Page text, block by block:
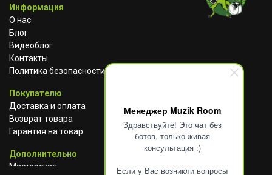
Менеджер Muzik Room
Здравствуйте! Это чат без
ботов, только живая
консультация :)
Если у Вас возникли вопросы
Информация
О нас
Блог
Видеоблог
Контакты
Политика безопасности
Покупателю
Доставка и оплата
Возврат товара
Гарантия на товар
Дополнительно
Мастерская